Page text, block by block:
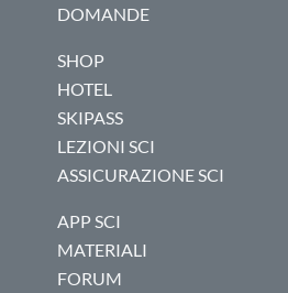
DOMANDE
SHOP
HOTEL
SKIPASS
LEZIONI SCI
ASSICURAZIONE SCI
APP SCI
MATERIALI
FORUM